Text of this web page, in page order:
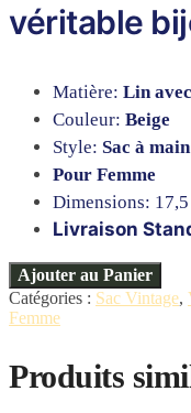
véritable
Matière: Lin
Couleur: Beige
Style: Sac à main
Pour Femme
Dimensions:
Livraison
Ajouter au Panier
Catégories : Sac Vintage,
Femme
Produits